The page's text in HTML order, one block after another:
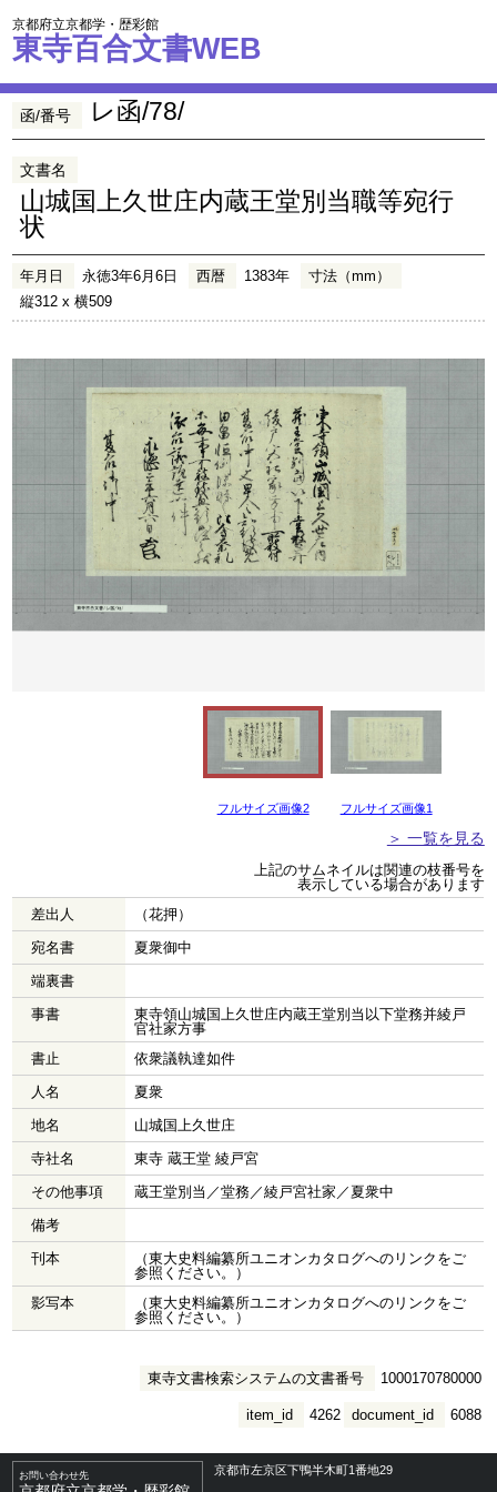
京都府立京都学・歴彩館
東寺百合文書WEB
函/番号 レ函/78/
文書名
山城国上久世庄内蔵王堂別当職等宛行
状
年月日 永徳3年6月6日 西暦 1383年
寸法（mm）
縦312 x 横509
フルサイズ画像2 フルサイズ画像1
＞ 一覧を見る
上記のサムネイルは関連の枝番号を
表示している場合があります
差出人
（花押）
宛名書
夏衆御中
端裏書
事書
東寺領山城国上久世庄内蔵王堂別当以下堂務并綾戸
官社家方事
書止
依衆議執達如件
人名
夏衆
地名
山城国上久世庄
寺社名
東寺 蔵王堂 綾戸宮
その他事項
蔵王堂別当／堂務／綾戸宮社家／夏衆中
備考
刊本
（東大史料編纂所ユニオンカタログへのリンクをご
参照ください。）
影写本
（東大史料編纂所ユニオンカタログへのリンクをご
参照ください。）
東寺文書検索システムの文書番号 1000170780000
document_id 6088
item_id 4262
お問い合わせ先 京都市左京区下鴨半木町1番地29